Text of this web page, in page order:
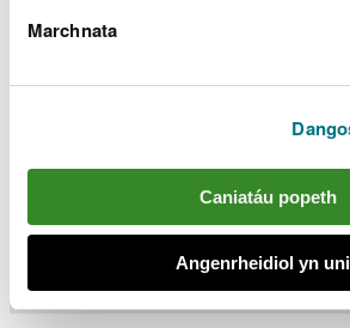
Marchnata
Caniatáu popeth
Angenrheidiol yn
erbyn newid hinsawdd –
maen nhw’n iach. Ar hyn o
90% o fawndiroedd Cymru
gan ollwng carbon yn lle
“Mewn dim ond pum
helpu dros 3,600 hectar i
hadferiad – gan ddod â’r
ôl yn fyw fel y gallant
effeithiol. Mae'r enillion i'r
natur, ac i bobl.”